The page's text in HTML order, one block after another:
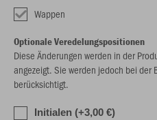
Wappen
Optionale Veredelungspositionen
Diese Änderungen werden in der
angezeigt. Sie werden jedoch bei der
berücksichtigt.
Initialen (+3,00 €)